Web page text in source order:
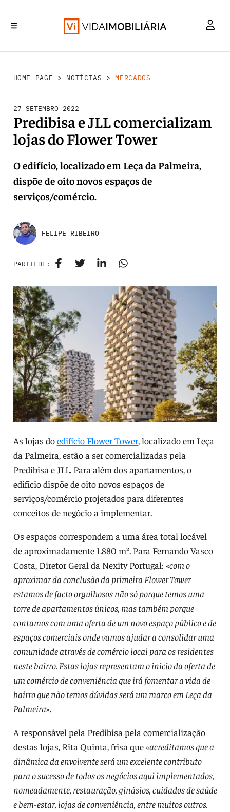
HOME PAGE > NOTÍCIAS >MERCADOS
27 SETEMBRO 2022
Predibisa e JLL comercializam
lojas do Flower Tower
O edifício, localizado em Leça da Palmeira,
dispõe de oito novos espaços de
serviços/comércio.
FELIPE RIBEIRO
PARTILHE:
As lojas doedifício Flower Tower, localizado em Leça
da Palmeira, estão a ser comercializadas pela
Predibisa e JLL. Para além dos apartamentos, o
edifício dispõe de oito novos espaços de
serviços/comércio projetados para diferentes
conceitos de negócio a implementar.
Os espaços correspondem a uma área total locável
de aproximadamente 1.880 m². Para Fernando Vasco
Costa, Diretor Geral da Nexity Portugal: «com o
aproximar da conclusão da primeira Flower Tower
estamos de facto orgulhosos não só porque temos uma
torre de apartamentos únicos, mas também porque
contamos com uma oferta de um novo espaço público e de
espaços comerciais onde vamos ajudar a consolidar uma
comunidade através de comércio local para os residentes
neste bairro. Estas lojas representam o início da oferta de
um comércio de conveniência que irá fomentar a vida de
bairro que não temos dúvidas será um marco em Leça da
Palmeira».
A responsável pela Predibisa pela comercialização
destas lojas, Rita Quinta, frisa que «acreditamos que a
dinâmica da envolvente será um excelente contributo
para o sucesso de todos os negócios aqui implementados,
nomeadamente, restauração, ginásios, cuidados de saúde
e bem-estar, lojas de conveniência, entre muitos outros.